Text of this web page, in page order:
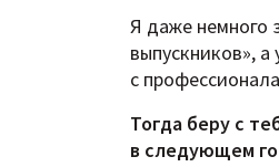
Я даже немного
выпускников»,
с
Тогда беру с
в следующем